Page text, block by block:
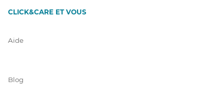
CLICK&CARE ET VOUS
Aide
Blog